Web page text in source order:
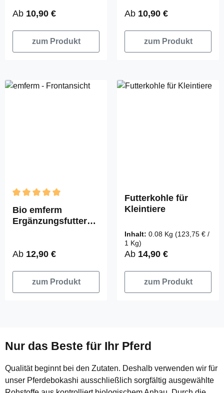
Regulärer Preis:
Ab 10,90 €
zum Produkt
Regulärer Preis:
Ab 10,90 €
zum Produkt
Durchschnittliche Bewertung von 5 von 5 Sternen
Bio emferm
Ergänzungsfuttermi
Regulärer Preis:
Ab 12,90 €
zum Produkt
Futterkohle für
Kleintiere
Inhalt: 0.08 Kg (123,75 € /
1 Kg)
Regulärer Preis:
Ab 14,90 €
zum Produkt
Nur das Beste für Ihr Pferd
Qualität beginnt bei den Zutaten. Deshalb verwenden wir für
unser Pferdebokashi ausschließlich sorgfältig ausgewählte